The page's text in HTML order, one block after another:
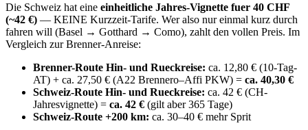
Die Schweiz hat eine einheitliche Jahres-Vignette fuer 40 CHF
(~42 €) — KEINE Kurzzeit-Tarife. Wer also nur einmal kurz durch
fahren will (Basel → Gotthard → Como), zahlt den vollen Preis. Im
Vergleich zur Brenner-Anreise:
Brenner-Route Hin- und Rueckreise: ca. 12,80 € (10-Tag-
AT) + ca. 27,50 € (A22 Brennero–Affi PKW) = ca. 40,30 €
Schweiz-Route Hin- und Rueckreise: ca. 42 € (CH-
Jahresvignette) = ca. 42 € (gilt aber 365 Tage)
Schweiz-Route +200 km: ca. 30–40 € mehr Sprit